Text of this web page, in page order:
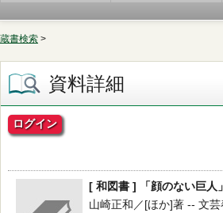
蔵書検索 >
資料詳細
ログイン
[ 和図書 ] 「顔のない巨人
山崎正和／[ほか]著 -- 文